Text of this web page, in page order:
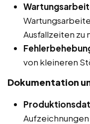
Ausfallzeiten zu
von kleineren
Dokumentation